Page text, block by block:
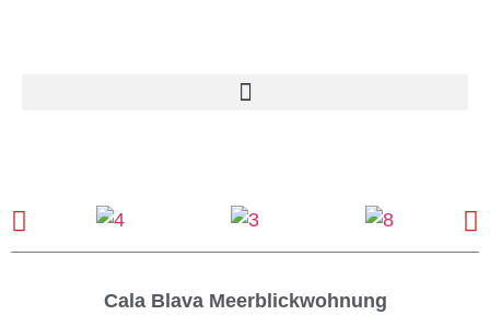
Cala Blava Meerblickwohnung